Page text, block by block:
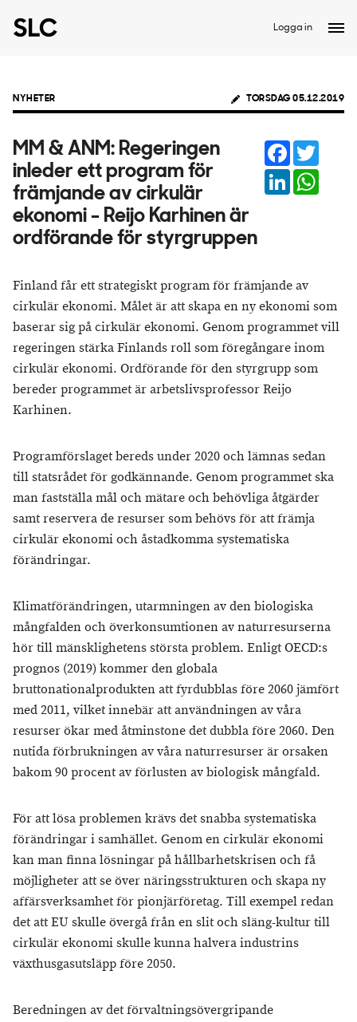
Logga in
NYHETER TORSDAG 05.12.2019
MM & ANM: Regeringen
inleder ett program för
främjande av cirkulär
ekonomi - Reijo Karhinen är
ordförande för styrgruppen
Facebook
LinkedIn
Finland får ett strategiskt program för främjande av
cirkulär ekonomi. Målet är att skapa en ny ekonomi som
baserar sig på cirkulär ekonomi. Genom programmet vill
regeringen stärka Finlands roll som föregångare inom
cirkulär ekonomi. Ordförande för den styrgrupp som
bereder programmet är arbetslivsprofessor Reijo
Karhinen.
Programförslaget bereds under 2020 och lämnas sedan
till statsrådet för godkännande. Genom programmet ska
man fastställa mål och mätare och behövliga åtgärder
samt reservera de resurser som behövs för att främja
cirkulär ekonomi och åstadkomma systematiska
förändringar.
Klimatförändringen, utarmningen av den biologiska
mångfalden och överkonsumtionen av naturresurserna
hör till mänsklighetens största problem. Enligt OECD:s
prognos (2019) kommer den globala
bruttonationalprodukten att fyrdubblas före 2060 jämfört
med 2011, vilket innebär att användningen av våra
resurser ökar med åtminstone det dubbla före 2060. Den
nutida förbrukningen av våra naturresurser är orsaken
bakom 90 procent av förlusten av biologisk mångfald.
För att lösa problemen krävs det snabba systematiska
förändringar i samhället. Genom en cirkulär ekonomi
kan man finna lösningar på hållbarhetskrisen och få
möjligheter att se över näringsstrukturen och skapa ny
affärsverksamhet för pionjärföretag. Till exempel redan
det att EU skulle övergå från en slit och släng-kultur till
cirkulär ekonomi skulle kunna halvera industrins
växthusgasutsläpp före 2050.
Beredningen av det förvaltningsövergripande